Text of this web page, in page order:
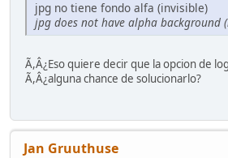
jpg no tiene fondo alfa (invisible)
jpg does not have alpha background
Ã,Â¿Eso quiere decir que la opcion de
Ã,Â¿alguna chance de solucionarlo?
Jan Gruuthuse